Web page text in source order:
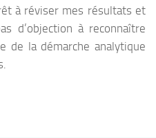
à réviser mes résultats et
d’objection à reconnaître
de la démarche analytique